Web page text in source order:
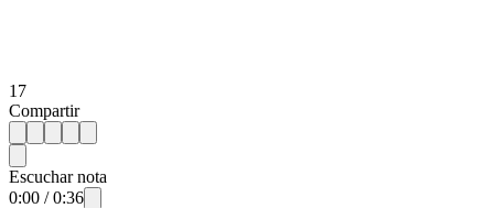
17
Compartir
Escuchar nota
0:00 /0:36